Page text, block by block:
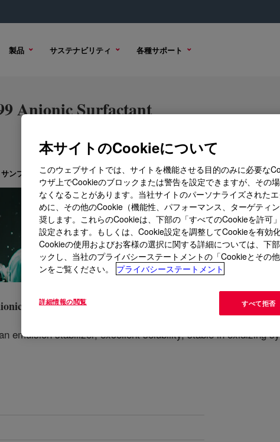
製品 サステナビリティ 各種サポート
Anionic Surfactant
サンプル オプション 購入オプション
Surfactant?
emulsion stabilizer, excellent solubility, stable in oxidizing
本サイトのCookieについて
このウェブサイトでは、サイトを機能させる目的のみに必要な
ウザ上でCookieのブロックまたは警告を設定できますが、その
なくなることがあります。当社サイトのパーソナライズされた
めに、その他のCookie（機能性、パフォーマンス、ターゲティ
奨します。これらのCookieは、下部の「すべてのCookieを許可
設定されます。もしくは、Cookie設定を調整してCookieを有効
Cookieの使用およびお客様の選択に関する詳細については、下
ックし、当社のプライバシーステートメントの「Cookieとその
ンをご覧ください。
プライバシーステートメント
詳細情報の閲覧 すべて拒否